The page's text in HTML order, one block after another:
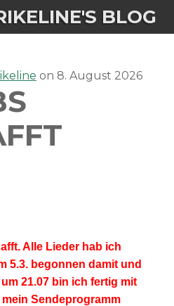
BLOG
über alles, was
bewegt.
on 8. August 2026
Alle Lieder hab ich
5.3. begonnen damit und
21.07 bin ich fertig mit
Sendeprogramm